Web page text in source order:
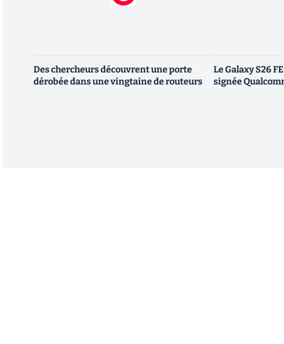
Des chercheurs découvrent une porte
dérobée dans une vingtaine de routeurs
Le Galaxy S26
signée